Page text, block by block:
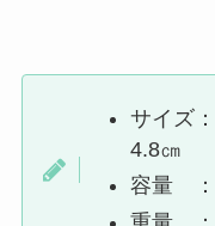
サイズ：
4.8㎝
容量 ：